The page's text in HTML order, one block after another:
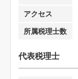
アクセス
所属税理士数
代表税理士